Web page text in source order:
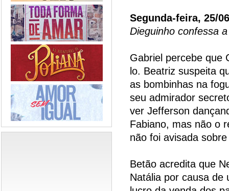
Segunda-feira, 25/
Dieguinho confessa
Gabriel percebe que
lo. Beatriz suspeita
as bombinhas na
seu admirador
ver Jefferson
Fabiano, mas não o
não foi avisada
Betão acredita que
Natália por causa de